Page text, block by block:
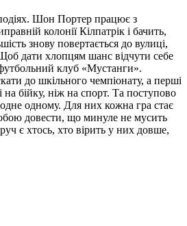
Шон Портер працює з
колонії Кілпатрік і бачить,
знову повертається до вулиці,
дати хлопцям шанс відчути себе
клуб «Мустанги».
до шкільного чемпіонату, а перші
на бійку, ніж на спорт. Та поступово
одне одному. Для них кожна гра стає
довести, що минуле не мусить
є хтось, хто вірить у них довше,